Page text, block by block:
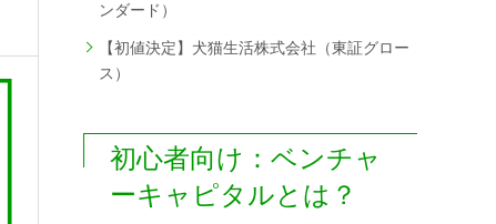
ンダード）
【初値決定】犬猫生活株式会社（東証グロー
ス）
初心者向け：ベンチャ
ーキャピタルとは？